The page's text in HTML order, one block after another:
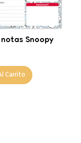
Snoopy
Carrito